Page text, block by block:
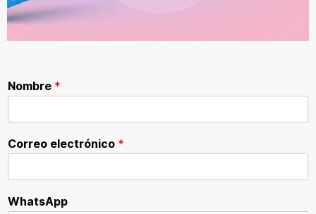
Nombre *
Correo electrónico *
WhatsApp